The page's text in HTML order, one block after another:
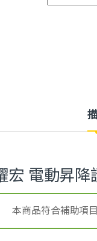
宏 電動昇降
本商品符合補助項